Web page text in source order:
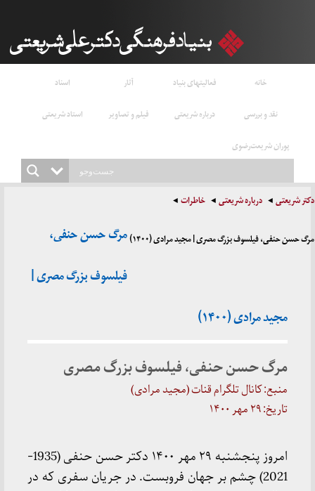
خانه فعالیتهای بنیاد آثار
اسناد
نقد و بررسی
درباره شریعتی فیلم و تصاویر
استاد شریعتی
پوران شریعت‌رضوی
دکتر شریعتی درباره شریعتی خاطرات
مرگ حسن حنفی، فیلسوف بزرگ مصری | مجید مرادی (۱۴۰۰)
مرگ حسن حنفی،
فیلسوف بزرگ مصری |
مجید مرادی (۱۴۰۰)
مرگ حسن حنفی، فیلسوف بزرگ مصری
منبع: کانال تلگرام قنات (مجید مرادی)
تاریخ: ۲۹ مهر ۱۴۰۰
امروز پنجشنبه ۲۹ مهر ۱۴۰۰ دکتر حسن حنفی (1935-
2021) چشم بر جهان فروبست. در جریان سفری که در